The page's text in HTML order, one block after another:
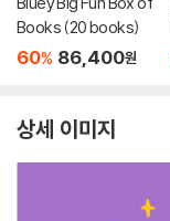
Books (20 books)
60% 86,400원
상세 이미지